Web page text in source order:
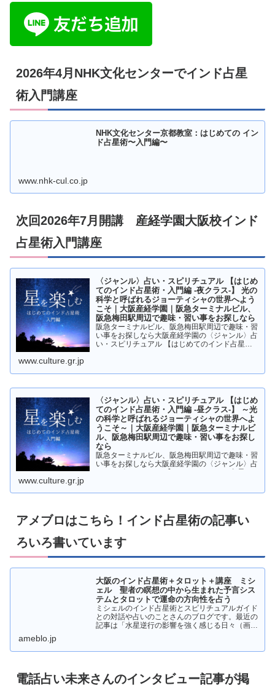
2026年4月NHK文化センターでインド占星
術入門講座
NHK文化センター京都教室：はじめての イン
ド占星術〜入門編〜
www.nhk-cul.co.jp
次回2026年7月開講 産経学園大阪校インド
占星術入門講座
〈ジャンル〉占い・スピリチュアル 【はじめ
てのインド占星術・入門編 -夜クラス-】 光の
科学と呼ばれるジョーティシャの世界へよう
こそ｜大阪産経学園｜阪急ターミナルビル、
阪急梅田駅周辺で趣味・習い事をお探しなら
阪急ターミナルビル、阪急梅田駅周辺で趣味・習
い事をお探しなら大阪産経学園の〈ジャンル〉占
い・スピリチュアル 【はじめてのインド占星
www.culture.gr.jp
〈ジャンル〉占い・スピリチュアル 【はじめ
てのインド占星術・入門編 -昼クラス-】 ～光
の科学と呼ばれるジョーティシャの世界へよ
うこそ～｜大阪産経学園｜阪急ターミナルビ
ル、阪急梅田駅周辺で趣味・習い事をお探し
なら
阪急ターミナルビル、阪急梅田駅周辺で趣味・習
い事をお探しなら大阪産経学園の〈ジャンル〉占
www.culture.gr.jp
アメブロはこちら！インド占星術の記事い
ろいろ書いています
大阪のインド占星術＋タロット＋講座 ミシ
ェル 聖者の瞑想の中から生まれた予言シス
テムとタロットで運命の方向性を占う
ミシェルのインド占星術とスピリチュアルガイド
との対話や占いのことさんのブログです。最近の
記事は「水星逆行の影響を強く感じる日々（画像
ameblo.jp
電話占い未来さんのインタビュー記事が掲